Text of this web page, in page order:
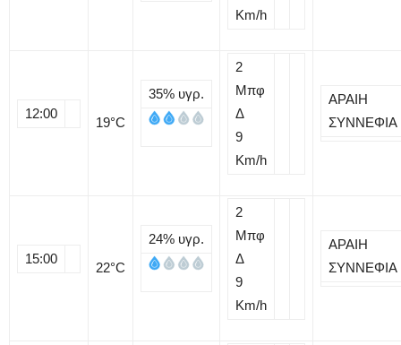
Km/h
12:00
19°C
35% υγρ.
2
Μπφ
Δ
9
Km/h
ΑΡΑΙΗ
ΣΥΝΝΕΦΙΑ
15:00
22°C
24% υγρ.
2
Μπφ
Δ
9
Km/h
ΑΡΑΙΗ
ΣΥΝΝΕΦΙΑ